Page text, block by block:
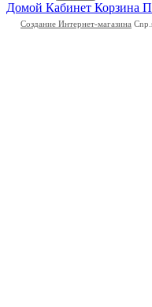
Домой Кабинет Корзина
Создание Интернет-магазина